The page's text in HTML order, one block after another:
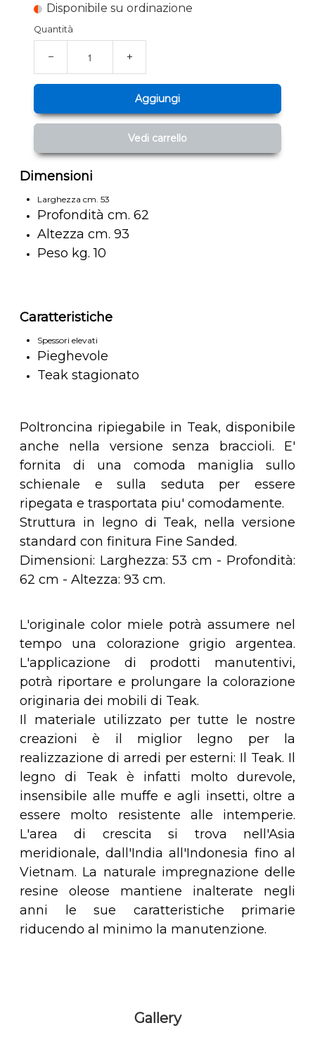
Disponibile su ordinazione
Quantità
− +
Aggiungi
Vedi carrello
Dimensioni
Larghezza cm. 53
Profondità cm. 62
Altezza cm. 93
Peso kg. 10
Caratteristiche
Spessori elevati
Pieghevole
Teak stagionato
Poltroncina ripiegabile in Teak, disponibile
anche nella versione senza braccioli. E'
fornita di una comoda maniglia sullo
schienale e sulla seduta per essere
ripegata e trasportata piu' comodamente.
Struttura in legno di Teak, nella versione
standard con finitura Fine Sanded.
Dimensioni: Larghezza: 53 cm - Profondità:
62 cm - Altezza: 93 cm.
L'originale color miele potrà assumere nel
tempo una colorazione grigio argentea.
L'applicazione di prodotti manutentivi,
potrà riportare e prolungare la colorazione
originaria dei mobili di Teak.
Il materiale utilizzato per tutte le nostre
creazioni è il miglior legno per la
realizzazione di arredi per esterni: Il Teak. Il
legno di Teak è infatti molto durevole,
insensibile alle muffe e agli insetti, oltre a
essere molto resistente alle intemperie.
L'area di crescita si trova nell'Asia
meridionale, dall'India all'Indonesia fino al
Vietnam. La naturale impregnazione delle
resine oleose mantiene inalterate negli
anni le sue caratteristiche primarie
riducendo al minimo la manutenzione.
Gallery